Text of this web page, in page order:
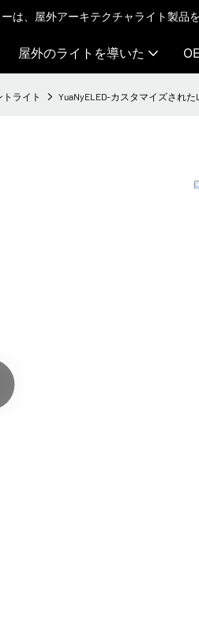
、屋外アーキテクチャライト製品を
屋外のライトを導いた
ライト YuaNyELED-カスタマイズされた